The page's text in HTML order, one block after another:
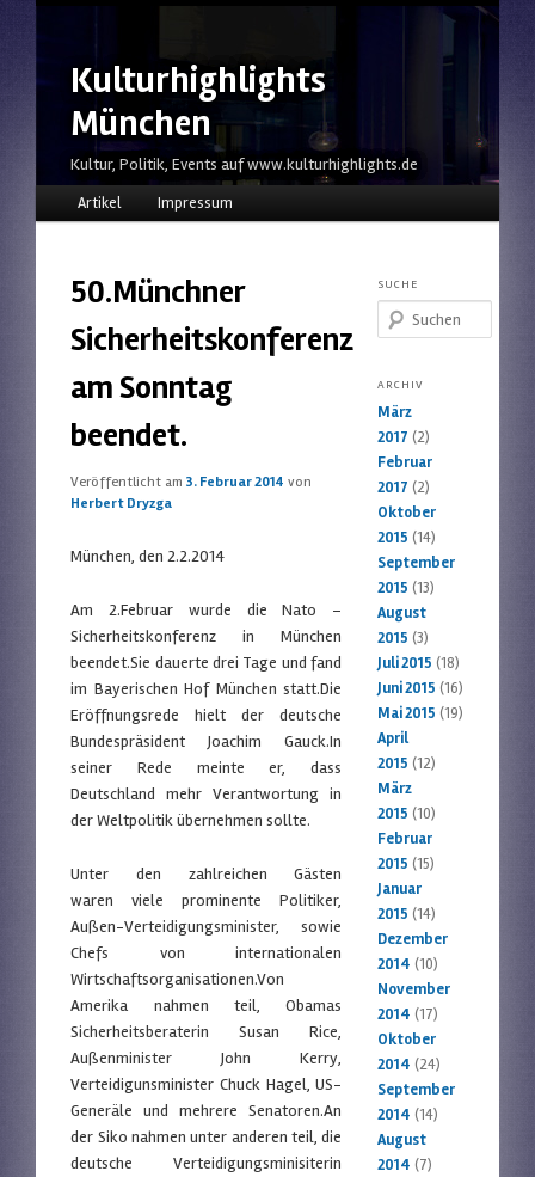
Kulturhighlights
München
Kultur, Politik, Events auf www.kulturhighlights.de
HauptmenüZum Inhalt wechseln
Zum sekundären Inhalt wechseln
Artikel Impressum
50.Münchner
Sicherheitskonferenz
am Sonntag
beendet.
Veröffentlicht am3. Februar 2014 von
Herbert Dryzga
München, den 2.2.2014
Am 2.Februar wurde die Nato –
Sicherheitskonferenz in München
beendet.Sie dauerte drei Tage und fand
im Bayerischen Hof München statt.Die
Eröffnungsrede hielt der deutsche
Bundespräsident Joachim Gauck.In
seiner Rede meinte er, dass
Deutschland mehr Verantwortung in
der Weltpolitik übernehmen sollte.
Unter den zahlreichen Gästen
waren viele prominente Politiker,
Außen-Verteidigungsminister, sowie
Chefs von internationalen
Wirtschaftsorganisationen.Von
Amerika nahmen teil, Obamas
Sicherheitsberaterin Susan Rice,
Außenminister John Kerry,
Verteidigunsminister Chuck Hagel, US-
Generäle und mehrere Senatoren.An
der Siko nahmen unter anderen teil, die
deutsche Verteidigungsminisiterin
SUCHE
Suchen
ARCHIV
März
2017 (2)
Februar
2017 (2)
Oktober
2015 (14)
September
2015 (13)
August
2015 (3)
Juli 2015 (18)
Juni 2015 (16)
Mai 2015 (19)
April
2015 (12)
März
2015 (10)
Februar
2015 (15)
Januar
2015 (14)
Dezember
2014 (10)
November
2014 (17)
Oktober
2014 (24)
September
2014 (14)
August
2014 (7)